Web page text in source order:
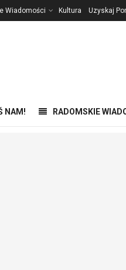
Wiadomości Kultura Uzyskaj
NAM! RADOMSKIE